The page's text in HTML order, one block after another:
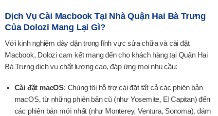
Dịch Vụ Cài Macbook Tại Nhà Quận Hai Bà Trưng
Của Dolozi Mang Lại Gì?
Với kinh nghiệm dày dặn trong lĩnh vực sửa chữa và cài đặt
Macbook, Dolozi cam kết mang đến cho khách hàng tại Quận Hai
Bà Trưng dịch vụ chất lượng cao, đáp ứng mọi nhu cầu:
Cài đặt macOS: Chúng tôi hỗ trợ cài đặt tất cả các phiên bản
macOS, từ những phiên bản cũ (như Yosemite, El Capitan) đến
các phiên bản mới nhất (như Monterey, Ventura, Sonoma), đảm